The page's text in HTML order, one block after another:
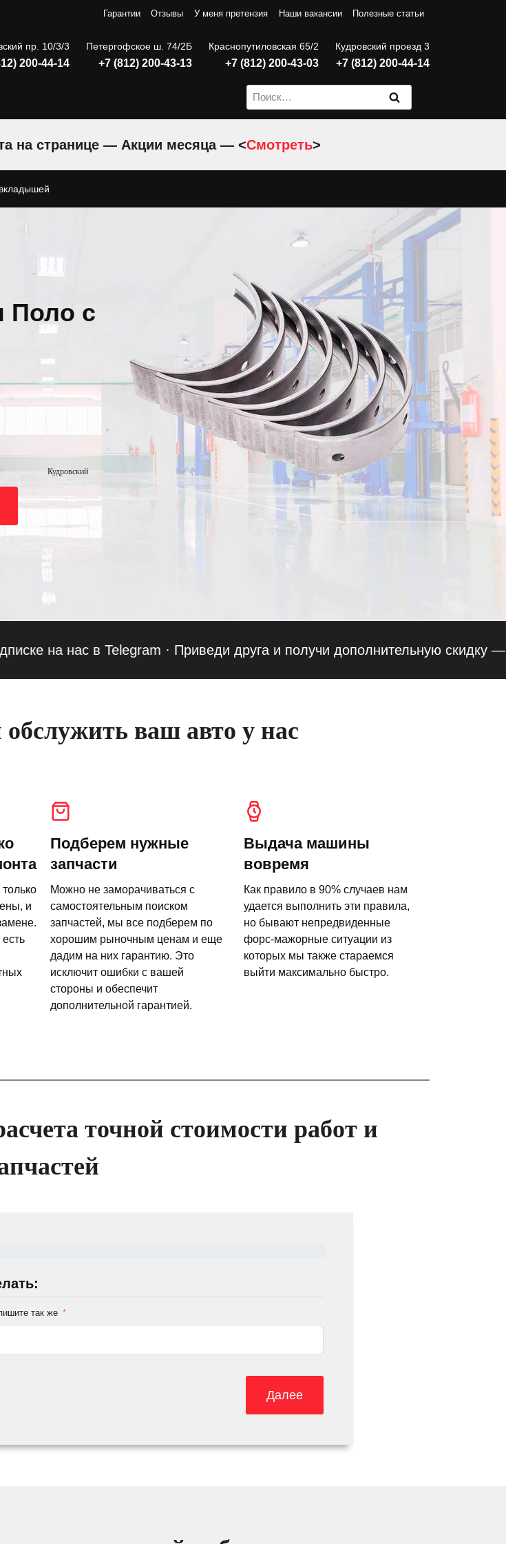
Гарантии Отзывы У меня претензия Наши вакансии Полезные статьи
пр. 10/3/3
200-44-14
Петергофское ш. 74/2Б
+7 (812) 200-43-13
Краснопутиловская 65/2
+7 (812) 200-43-03
Кудровский проезд 3
+7 (812) 200-44-14
Найти:
на странице — Акции месяца — <Смотреть>
Поло с
Кудровский
на нас в Telegram· Приведи друга и получи дополнительную скидку — 10%
ваш авто у нас
и
Подберем нужные
запчасти
Можно не заморачиваться с
самостоятельным поиском
запчастей, мы все подберем по
хорошим рыночным ценам и еще
дадим на них гарантию. Это
исключит ошибки с вашей
стороны и обеспечит
дополнительной гарантией.
Выдача машины
вовремя
Как правило в 90% случаев нам
удается выполнить эти правила,
но бывают непредвиденные
форс-мажорные ситуации из
которых мы также стараемся
выйти максимально быстро.
точной стоимости работ и
так же
Далее